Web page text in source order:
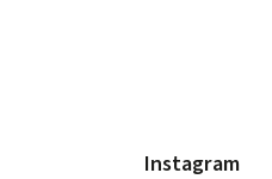
Instagram